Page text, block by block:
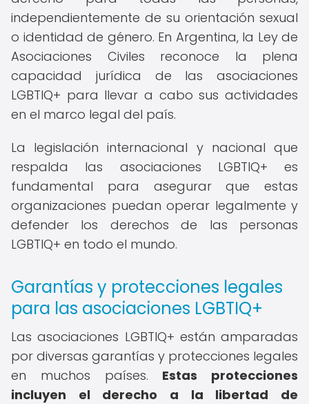
independientemente de su orientación sexual
o identidad de género. En Argentina, la Ley de
Asociaciones Civiles reconoce la plena
capacidad jurídica de las asociaciones
LGBTIQ+ para llevar a cabo sus actividades
en el marco legal del país.
La legislación internacional y nacional que
respalda las asociaciones LGBTIQ+ es
fundamental para asegurar que estas
organizaciones puedan operar legalmente y
defender los derechos de las personas
LGBTIQ+ en todo el mundo.
Garantías y protecciones legales
para las asociaciones LGBTIQ+
Las asociaciones LGBTIQ+ están amparadas
por diversas garantías y protecciones legales
en muchos países. Estas protecciones
incluyen el derecho a la libertad de